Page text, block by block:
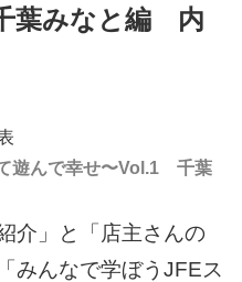
葉みなと編 内
遊んで幸せ〜Vol.1 千葉
介」と「店主さんの
みんなで学ぼうJFEス